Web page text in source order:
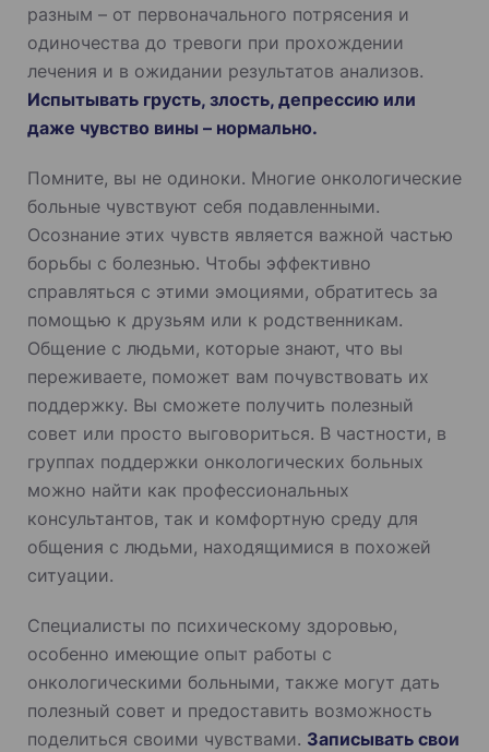
разным – от первоначального потрясения и
одиночества до тревоги при прохождении
лечения и в ожидании результатов анализов.
Испытывать грусть, злость, депрессию или
даже чувство вины – нормально.
Помните, вы не одиноки. Многие онкологические
больные чувствуют себя подавленными.
Осознание этих чувств является важной частью
борьбы с болезнью. Чтобы эффективно
справляться с этими эмоциями, обратитесь за
помощью к друзьям или к родственникам.
Общение с людьми, которые знают, что вы
переживаете, поможет вам почувствовать их
поддержку. Вы сможете получить полезный
совет или просто выговориться. В частности, в
группах поддержки онкологических больных
можно найти как профессиональных
консультантов, так и комфортную среду для
общения с людьми, находящимися в похожей
ситуации.
Специалисты по психическому здоровью,
особенно имеющие опыт работы с
онкологическими больными, также могут дать
полезный совет и предоставить возможность
поделиться своими чувствами. Записывать свои